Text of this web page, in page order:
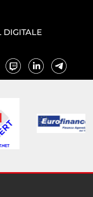
DIGITALE